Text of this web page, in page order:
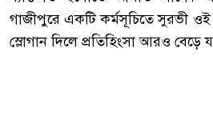
গাজীপুরে একটি কর্মসূচিতে সুরভী ওই
স্লোগান দিলে প্রতিহিংসা আরও বেড়ে